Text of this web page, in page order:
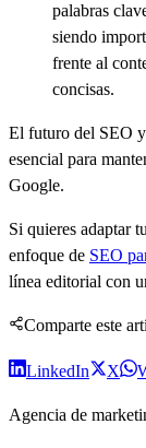
palabras
siendo
frente al
concisas.
El futuro del SEO
esencial para
Google.
Si quieres adaptar
enfoque de SEO
línea editorial con
Comparte este
LinkedIn X
Agencia de